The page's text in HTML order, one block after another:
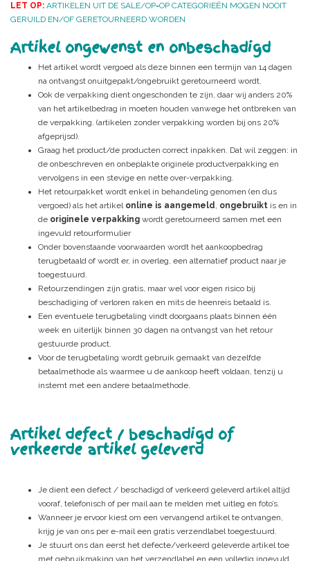
LET OP: ARTIKELEN UIT DE SALE/OP=OP CATEGORIEËN MOGEN NOOIT
GERUILD EN/OF GERETOURNEERD WORDEN
Artikel ongewenst en onbeschadigd
Het artikel wordt vergoed als deze binnen een termijn van 14 dagen
na ontvangst onuitgepakt/ongebruikt geretourneerd wordt.
Ook de verpakking dient ongeschonden te zijn, daar wij anders 20%
van het artikelbedrag in moeten houden vanwege het ontbreken van
de verpakking. (artikelen zonder verpakking worden bij ons 20%
afgeprijsd).
Graag het product/de producten correct inpakken. Dat wil zeggen: in
de onbeschreven en onbeplakte originele productverpakking en
vervolgens in een stevige en nette over-verpakking.
Het retourpakket wordt enkel in behandeling genomen (en dus
vergoed) als het artikel online is aangemeld, ongebruikt is en in
de originele verpakking wordt geretourneerd samen met een
ingevuld retourformulier
Onder bovenstaande voorwaarden wordt het aankoopbedrag
terugbetaald of wordt er, in overleg, een alternatief product naar je
toegestuurd.
Retourzendingen zijn gratis, maar wel voor eigen risico bij
beschadiging of verloren raken en mits de heenreis betaald is.
Een eventuele terugbetaling vindt doorgaans plaats binnen één
week en uiterlijk binnen 30 dagen na ontvangst van het retour
gestuurde product.
Voor de terugbetaling wordt gebruik gemaakt van dezelfde
betaalmethode als waarmee u de aankoop heeft voldaan, tenzij u
instemt met een andere betaalmethode.
Artikel defect / beschadigd of
verkeerde artikel geleverd
Je dient een defect / beschadigd of verkeerd geleverd artikel altijd
vooraf, telefonisch of per mail aan te melden met uitleg en foto’s.
Wanneer je ervoor kiest om een vervangend artikel te ontvangen,
krijg je van ons per e-mail een gratis verzendlabel toegestuurd.
Je stuurt ons dan eerst het defecte/verkeerd geleverde artikel toe
met gebruikmaking van het verzendlabel en een volledig ingevuld